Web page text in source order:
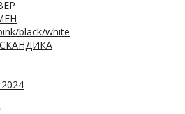
black/white
СКАНДИКА